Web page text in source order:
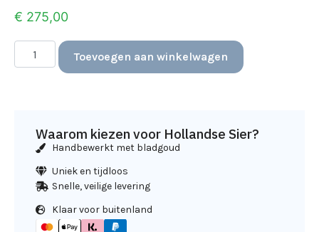
€ 275,00
Toevoegen aan winkelwagen
Waarom kiezen voor Hollandse Sier?
Handbewerkt met bladgoud
Uniek en tijdloos
Snelle, veilige levering
Klaar voor buitenland